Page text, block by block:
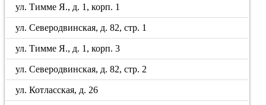
ул. Тимме Я., д. 1, корп. 1
ул. Северодвинская, д. 82, стр. 1
ул. Тимме Я., д. 1, корп. 3
ул. Северодвинская, д. 82, стр. 2
ул. Котласская, д. 26